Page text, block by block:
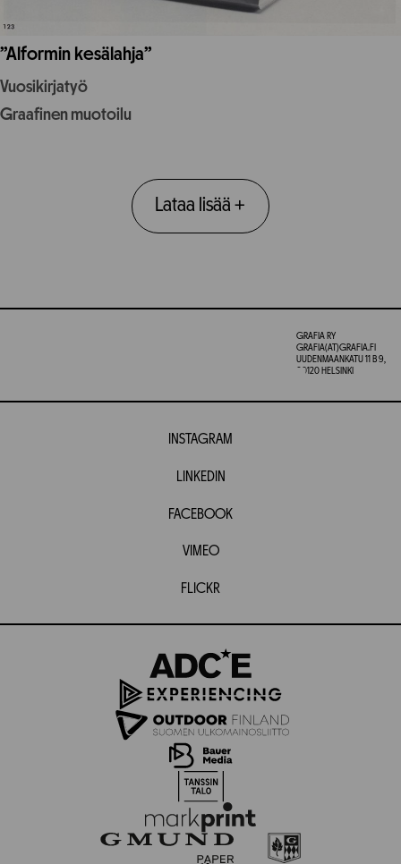
”Alformin kesälahja”
Vuosikirjatyö
Graafinen muotoilu
Lataa lisää+
GRAFIA RY
GRAFIA(AT)GRAFIA.FI
UUDENMAANKATU 11 B 9,
00120 HELSINKI
INSTAGRAM
LINKEDIN
FACEBOOK
VIMEO
FLICKR